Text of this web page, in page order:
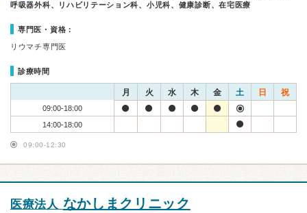
呼吸器外科、リハビリテーション科、小児科、健康診断、在宅医療
専門医・資格：
リウマチ専門医
診療時間
月 火 水 木 金 土 日 祝
09:00-18:00
14:00-18:00
09:00-12:30
医療法人 なかしまクリニック